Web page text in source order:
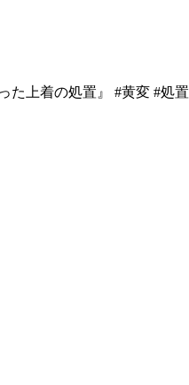
た上着の処置』 #黄変 #処置